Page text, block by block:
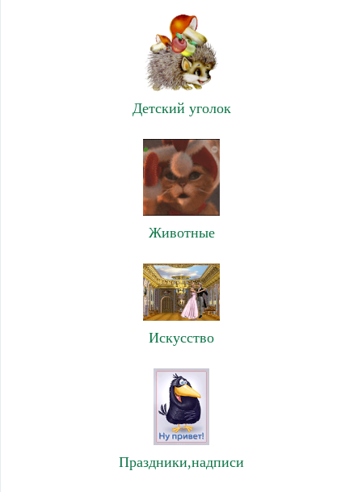
Детский уголок
Животные
Искусство
Праздники,надписи